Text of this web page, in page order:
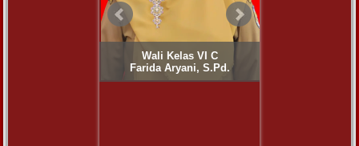
Wali Kelas VI C
Farida Aryani, S.Pd.